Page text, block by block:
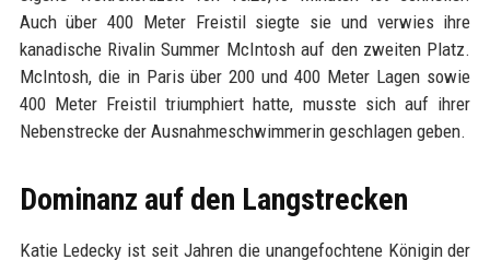
Auch über 400 Meter Freistil siegte sie und verwies ihre
kanadische Rivalin Summer McIntosh auf den zweiten Platz.
McIntosh, die in Paris über 200 und 400 Meter Lagen sowie
400 Meter Freistil triumphiert hatte, musste sich auf ihrer
Nebenstrecke der Ausnahmeschwimmerin geschlagen geben.
Dominanz auf den Langstrecken
Katie Ledecky ist seit Jahren die unangefochtene Königin der